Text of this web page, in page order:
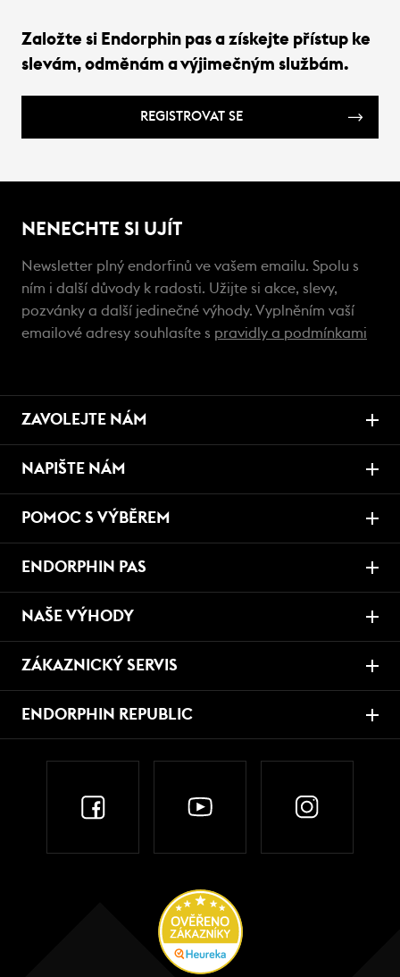
Založte si Endorphin pas a získejte přístup ke
slevám, odměnám a výjimečným službám.
REGISTROVAT SE
NENECHTE SI UJÍT
Newsletter plný endorfinů ve vašem emailu. Spolu s
ním i další důvody k radosti. Užijte si akce, slevy,
pozvánky a další jedinečné výhody. Vyplněním vaší
emailové adresy souhlasíte s pravidly a podmínkami
ZAVOLEJTE NÁM
NAPIŠTE NÁM
POMOC S VÝBĚREM
ENDORPHIN PAS
NAŠE VÝHODY
ZÁKAZNICKÝ SERVIS
ENDORPHIN REPUBLIC